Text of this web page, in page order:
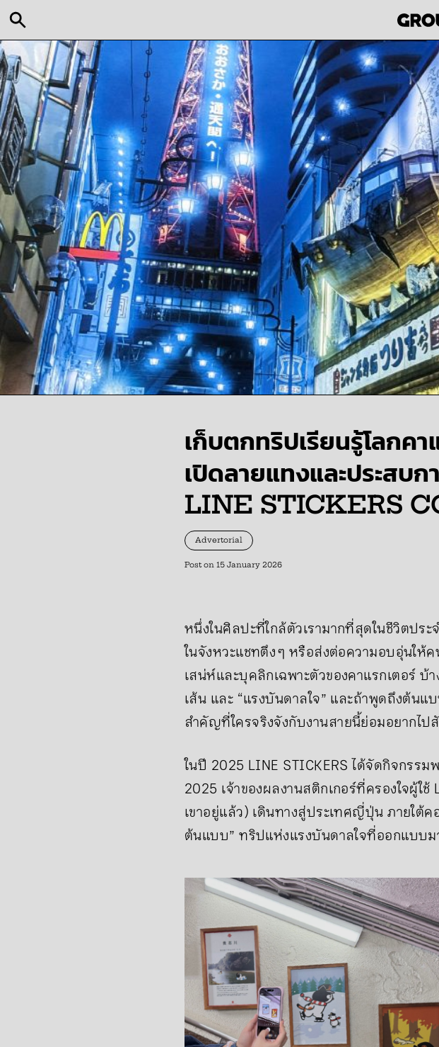
เก็บตกทริปเรียนรู้โลกค
เปิดลายแทงและประสบ
LINE STICKERS
Advertorial
Post on 15 January 2026
หนึ่งในศิลปะที่ใกล้ตัวเรามากที่สุดในชีวิตประ
ในจังหวะแชทตึง ๆ หรือส่งต่อความอบอุ่นให้ค
เสน่ห์และบุคลิกเฉพาะตัวของคาแรกเตอร์
เส้น และ “แรงบันดาลใจ” และถ้าพูดถึงต้น
สำคัญที่ใครจริงจังกับงานสายนี้ย่อมอยากไป
ในปี 2025 LINE STICKERS ได้จัดกิจกรรม
2025 เจ้าของผลงานสติกเกอร์ที่ครองใจผู้
เขาอยู่แล้ว) เดินทางสู่ประเทศญี่ปุ่น ภายใต้
ต้นแบบ” ทริปแห่งแรงบันดาลใจที่ออกแบบม